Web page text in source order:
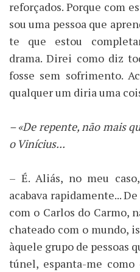
reforçados. Porque com
sou uma pessoa que
te que estou
drama. Direi como diz
fosse sem sofrimento.
qualquer um diria uma
– «De repente, não mais
o Vinícius...
– É. Aliás, no meu
acabava rapidamente...
com o Carlos do Carmo,
chateado com o mundo,
àquele grupo de pessoas
túnel, espanta-me